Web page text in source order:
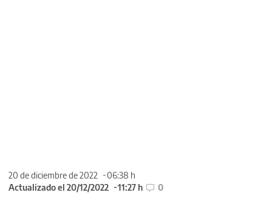
20 de diciembre de 2022
06:38 h
Actualizado el 20/12/2022
11:27 h 0